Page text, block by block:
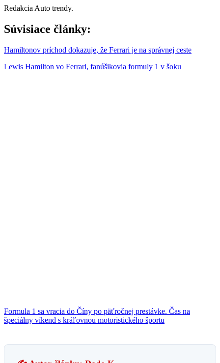
Redakcia Auto trendy.
Súvisiace články:
Hamiltonov príchod dokazuje, že Ferrari je na správnej ceste
Lewis Hamilton vo Ferrari, fanúšikovia formuly 1 v šoku
Formula 1 sa vracia do Číny po päťročnej prestávke. Čas na
špeciálny víkend s kráľovnou motoristického športu